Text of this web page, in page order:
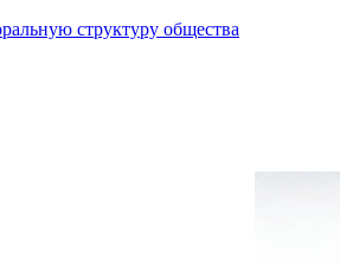
структуру общества